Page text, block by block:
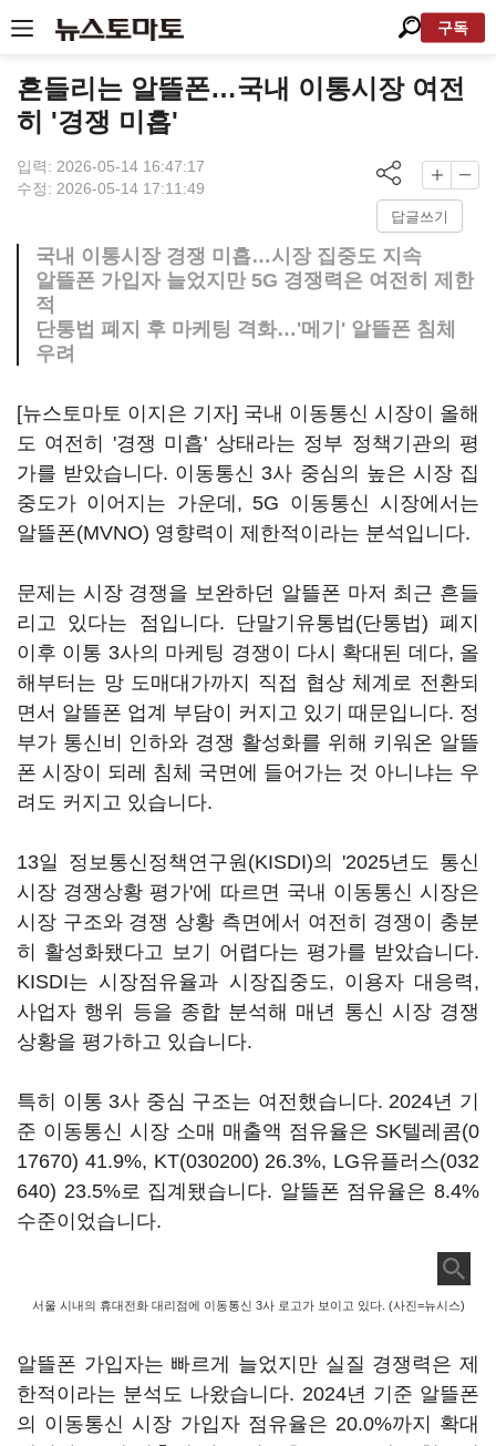
구독
흔들리는 알뜰폰…국내 이통시장 여전
히 '경쟁 미흡'
입력: 2026-05-14 16:47:17
수정: 2026-05-14 17:11:49
답글쓰기
국내 이통시장 경쟁 미흡…시장 집중도 지속
알뜰폰 가입자 늘었지만 5G 경쟁력은 여전히 제한
적
단통법 폐지 후 마케팅 격화…'메기' 알뜰폰 침체
우려
[뉴스토마토 이지은 기자] 국내 이동통신 시장이 올해
도 여전히 '경쟁 미흡' 상태라는 정부 정책기관의 평
가를 받았습니다. 이동통신 3사 중심의 높은 시장 집
중도가 이어지는 가운데, 5G 이동통신 시장에서는
알뜰폰(MVNO) 영향력이 제한적이라는 분석입니다.
문제는 시장 경쟁을 보완하던 알뜰폰 마저 최근 흔들
리고 있다는 점입니다. 단말기유통법(단통법) 폐지
이후 이통 3사의 마케팅 경쟁이 다시 확대된 데다, 올
해부터는 망 도매대가까지 직접 협상 체계로 전환되
면서 알뜰폰 업계 부담이 커지고 있기 때문입니다. 정
부가 통신비 인하와 경쟁 활성화를 위해 키워온 알뜰
폰 시장이 되레 침체 국면에 들어가는 것 아니냐는 우
려도 커지고 있습니다.
13일 정보통신정책연구원(KISDI)의 '2025년도 통신
시장 경쟁상황 평가'에 따르면 국내 이동통신 시장은
시장 구조와 경쟁 상황 측면에서 여전히 경쟁이 충분
히 활성화됐다고 보기 어렵다는 평가를 받았습니다.
KISDI는 시장점유율과 시장집중도, 이용자 대응력,
사업자 행위 등을 종합 분석해 매년 통신 시장 경쟁
상황을 평가하고 있습니다.
특히 이통 3사 중심 구조는 여전했습니다. 2024년 기
준 이동통신 시장 소매 매출액 점유율은 SK텔레콤(0
17670) 41.9%, KT(030200) 26.3%, LG유플러스(032
640) 23.5%로 집계됐습니다. 알뜰폰 점유율은 8.4%
수준이었습니다.
서울 시내의 휴대전화 대리점에 이동통신 3사 로고가 보이고 있다. (사진=뉴시스)
알뜰폰 가입자는 빠르게 늘었지만 실질 경쟁력은 제
한적이라는 분석도 나왔습니다. 2024년 기준 알뜰폰
의 이동통신 시장 가입자 점유율은 20.0%까지 확대